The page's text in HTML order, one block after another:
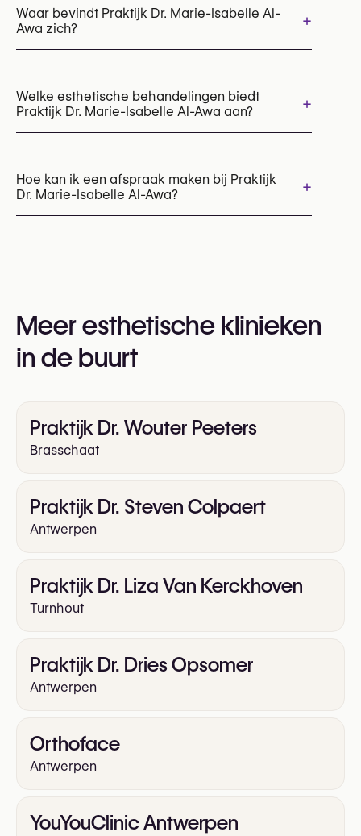
Waar bevindt Praktijk Dr. Marie-Isabelle Al-
Awa zich?
+
Welke esthetische behandelingen biedt
Praktijk Dr. Marie-Isabelle Al-Awa aan?
+
Cryolipolyse (CoolSculpting vet bevriezing)
Hyaluronzuur injecties
Microneedling
Profhilo (skin booster)
Hoe kan ik een afspraak maken bij Praktijk
Dr. Marie-Isabelle Al-Awa?
+
https://www.dralawa.be/
Meer esthetische klinieken
in de buurt
Praktijk Dr. Wouter Peeters
Brasschaat
Praktijk Dr. Steven Colpaert
Antwerpen
Praktijk Dr. Liza Van Kerckhoven
Turnhout
Praktijk Dr. Dries Opsomer
Antwerpen
Orthoface
Antwerpen
YouYouClinic Antwerpen